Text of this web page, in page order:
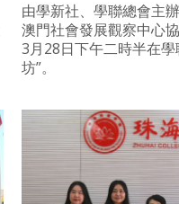
由學新社、學聯總會主
澳門社會發展觀察中心
3月28日下午二時半在
坊”。